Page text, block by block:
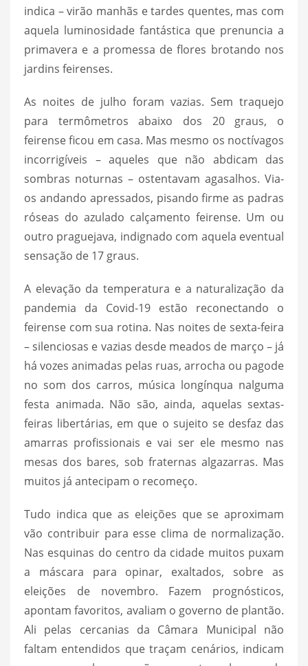
indica – virão manhãs e tardes quentes, mas com
aquela luminosidade fantástica que prenuncia a
primavera e a promessa de flores brotando nos
jardins feirenses.
As noites de julho foram vazias. Sem traquejo
para termômetros abaixo dos 20 graus, o
feirense ficou em casa. Mas mesmo os noctívagos
incorrigíveis – aqueles que não abdicam das
sombras noturnas – ostentavam agasalhos. Via-
os andando apressados, pisando firme as padras
róseas do azulado calçamento feirense. Um ou
outro praguejava, indignado com aquela eventual
sensação de 17 graus.
A elevação da temperatura e a naturalização da
pandemia da Covid-19 estão reconectando o
feirense com sua rotina. Nas noites de sexta-feira
– silenciosas e vazias desde meados de março – já
há vozes animadas pelas ruas, arrocha ou pagode
no som dos carros, música longínqua nalguma
festa animada. Não são, ainda, aquelas sextas-
feiras libertárias, em que o sujeito se desfaz das
amarras profissionais e vai ser ele mesmo nas
mesas dos bares, sob fraternas algazarras. Mas
muitos já antecipam o recomeço.
Tudo indica que as eleições que se aproximam
vão contribuir para esse clima de normalização.
Nas esquinas do centro da cidade muitos puxam
a máscara para opinar, exaltados, sobre as
eleições de novembro. Fazem prognósticos,
apontam favoritos, avaliam o governo de plantão.
Ali pelas cercanias da Câmara Municipal não
faltam entendidos que traçam cenários, indicam